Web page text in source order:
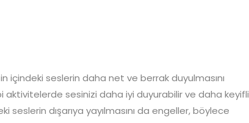
içindeki seslerin daha net ve berrak duyulmasını
sesinizi daha iyi duyurabilir ve daha keyifli
seslerin dışarıya yayılmasını da engeller, böylece